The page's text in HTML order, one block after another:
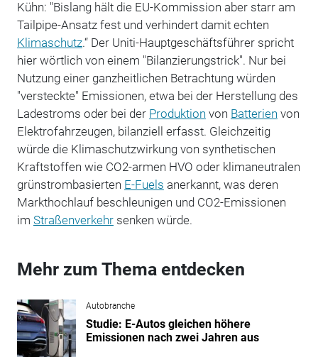
Kühn: "Bislang hält die EU-Kommission aber starr am
Tailpipe-Ansatz fest und verhindert damit echten
Klimaschutz.“ Der Uniti-Hauptgeschäftsführer spricht
hier wörtlich von einem "Bilanzierungstrick". Nur bei
Nutzung einer ganzheitlichen Betrachtung würden
"versteckte" Emissionen, etwa bei der Herstellung des
Ladestroms oder bei der Produktion von Batterien von
Elektrofahrzeugen, bilanziell erfasst. Gleichzeitig
würde die Klimaschutzwirkung von synthetischen
Kraftstoffen wie CO2-armen HVO oder klimaneutralen
grünstrombasierten E-Fuels anerkannt, was deren
Markthochlauf beschleunigen und CO2-Emissionen
im Straßenverkehrsenken würde.
Mehr zum Thema entdecken
Autobranche
Studie: E-Autos gleichen höhere
Emissionen nach zwei Jahren aus